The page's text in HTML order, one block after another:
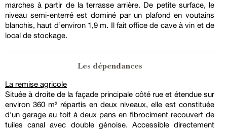
marches à partir de la terrasse arrière. De petite surface, le
niveau semi-enterré est dominé par un plafond en voutains
blanchis, haut d’environ 1,9 m. Il fait office de cave à vin et de
local de stockage.
Les dépendances
La remise agricole
Située à droite de la façade principale côté rue et étendue sur
environ 360 m² répartis en deux niveaux, elle est constituée
d'un garage au toit à deux pans en fibrociment recouvert de
tuiles canal avec double génoise. Accessible directement